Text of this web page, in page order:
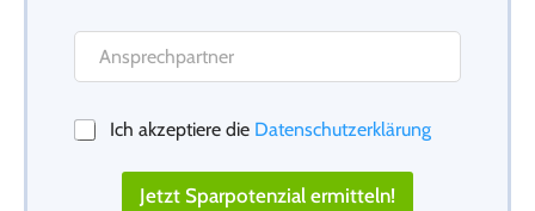
Ich akzeptiere die Datenschutzerklärung
Jetzt Sparpotenzial ermitteln!